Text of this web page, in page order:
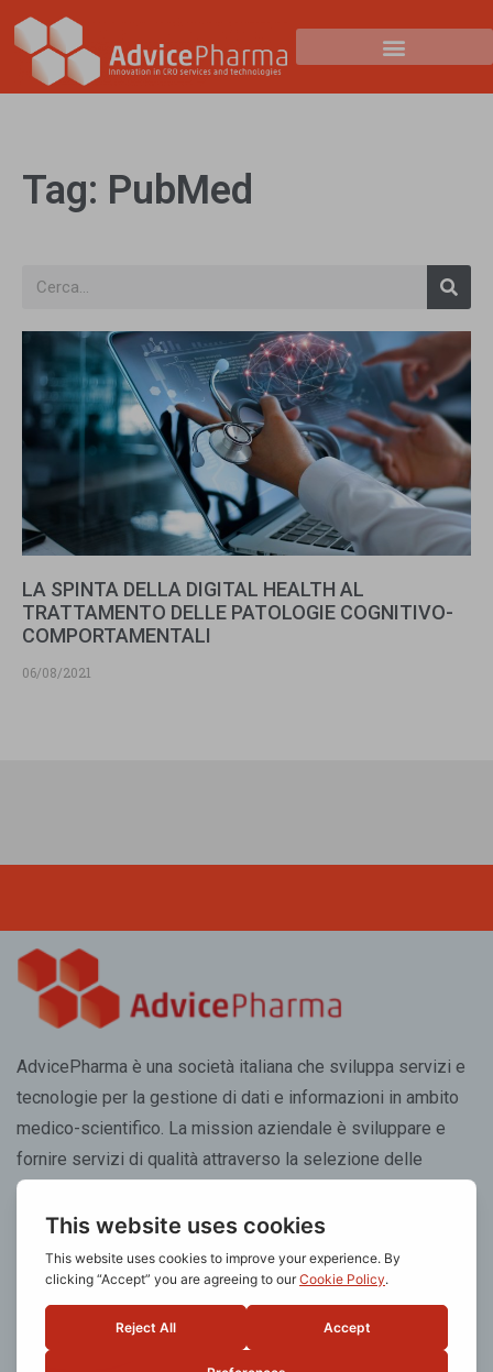
Tag: PubMed
LA SPINTA DELLA DIGITAL HEALTH AL
TRATTAMENTO DELLE PATOLOGIE COGNITIVO-
COMPORTAMENTALI
06/08/2021
AdvicePharma è una società italiana che sviluppa servizi e
tecnologie per la gestione di dati e informazioni in ambito
medico-scientifico. La mission aziendale è sviluppare e
fornire servizi di qualità attraverso la selezione delle
migliori risorse tecnologiche e professionali.
società certificata UNI EN ISO
13485:2016per l’erogazione del
servizio di progettazione, sviluppo e